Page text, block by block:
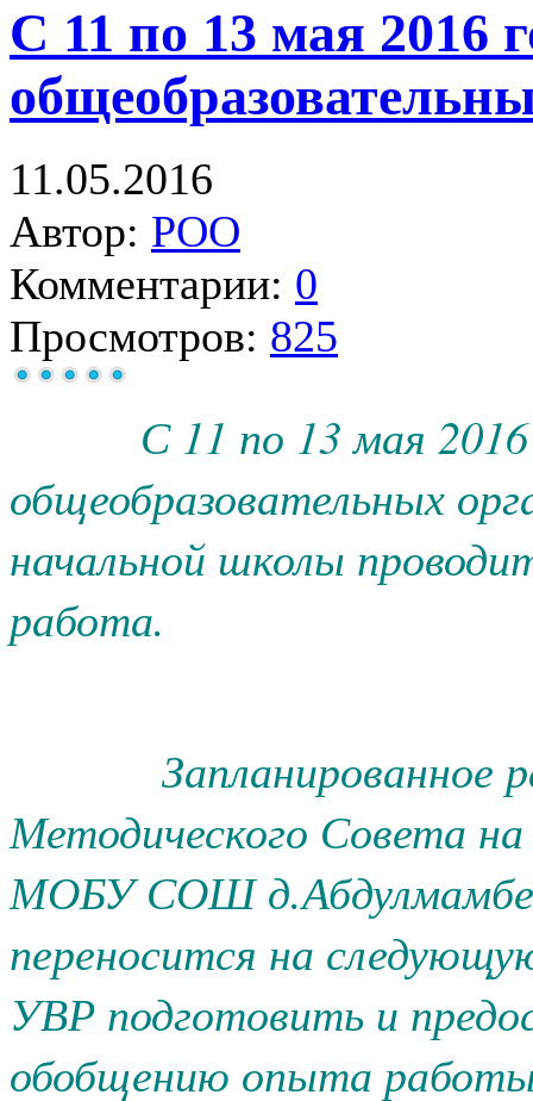
С 11 по 13 мая 2016
11.05.2016
Автор: РОО
Комментарии: 0
Просмотров: 825
С 11 по 13 мая 2016
общеобразовательных
начальной школы
работа.
Запланированное
Методического Совета на
МОБУ СОШ
переносится на
УВР подготовить и
обобщению опыта